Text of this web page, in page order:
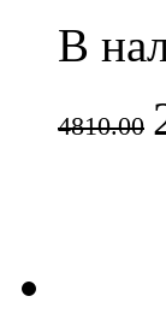
В
4810.00